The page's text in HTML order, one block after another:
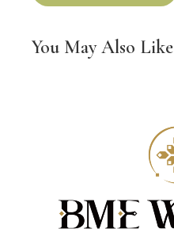
You May Also Like